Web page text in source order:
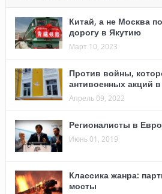
Китай, а не Москва
дорогу в Якутию
Март 10, 2023
Против войны,
антивоенных акций
Апрель 09, 2022
Регионалисты в
Июнь 01, 2019
Классика жанра:
мосты